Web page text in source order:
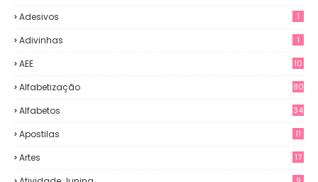
Adesivos 1
Adivinhas 1
AEE 10
Alfabetização 80
Alfabetos 34
Apostilas 11
Artes 17